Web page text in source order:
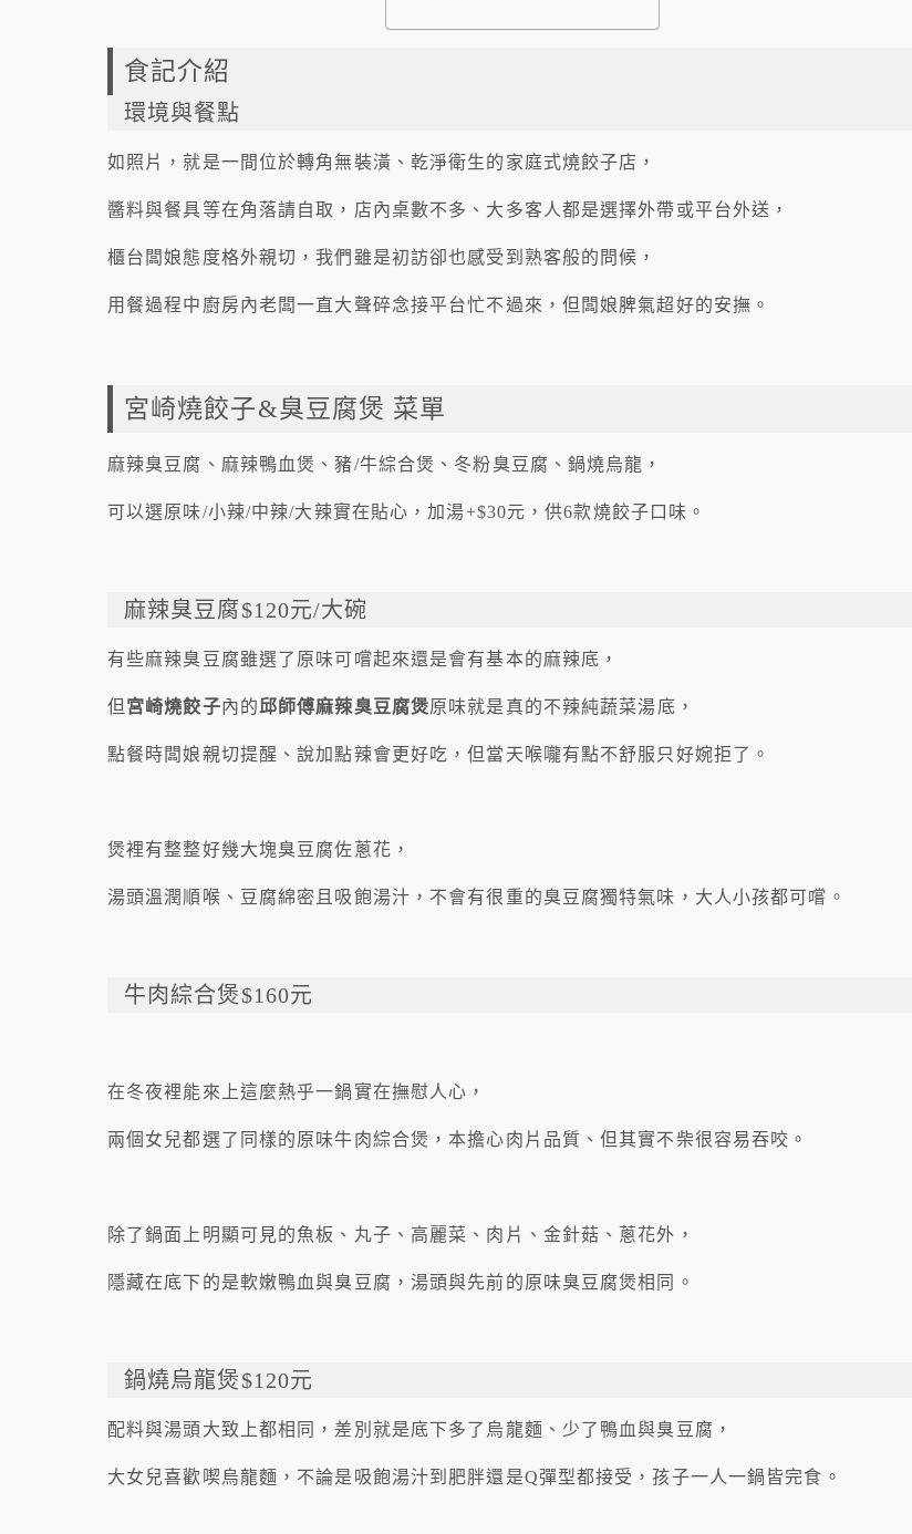
食記介紹
環境與餐點
如照片，就是一間位於轉角無裝潢、乾淨衛生的家庭式燒餃子店，
醬料與餐具等在角落請自取，店內桌數不多、大多客人都是選擇外帶或平台外送，
櫃台闆娘態度格外親切，我們雖是初訪卻也感受到熟客般的問候，
用餐過程中廚房內老闆一直大聲碎念接平台忙不過來，但闆娘脾氣超好的安撫。
宮崎燒餃子&臭豆腐煲 菜單
麻辣臭豆腐、麻辣鴨血煲、豬/牛綜合煲、冬粉臭豆腐、鍋燒烏龍，
可以選原味/小辣/中辣/大辣實在貼心，加湯+$30元，供6款燒餃子口味。
麻辣臭豆腐$120元/大碗
有些麻辣臭豆腐雖選了原味可嚐起來還是會有基本的麻辣底，
但 宮崎燒餃子內的邱師傅麻辣臭豆腐煲原味就是真的不辣純蔬菜湯底，
點餐時闆娘親切提醒、說加點辣會更好吃，但當天喉嚨有點不舒服只好婉拒了。
煲裡有整整好幾大塊臭豆腐佐蔥花，
湯頭溫潤順喉、豆腐綿密且吸飽湯汁，不會有很重的臭豆腐獨特氣味，大人小孩都可嚐。
牛肉綜合煲$160元
在冬夜裡能來上這麼熱乎一鍋實在撫慰人心，
兩個女兒都選了同樣的原味牛肉綜合煲，本擔心肉片品質、但其實不柴很容易吞咬。
除了鍋面上明顯可見的魚板、丸子、高麗菜、肉片、金針菇、蔥花外，
隱藏在底下的是軟嫩鴨血與臭豆腐，湯頭與先前的原味臭豆腐煲相同。
鍋燒烏龍煲$120元
配料與湯頭大致上都相同，差別就是底下多了烏龍麵、少了鴨血與臭豆腐，
大女兒喜歡喫烏龍麵，不論是吸飽湯汁到肥胖還是Q彈型都接受，孩子一人一鍋皆完食。